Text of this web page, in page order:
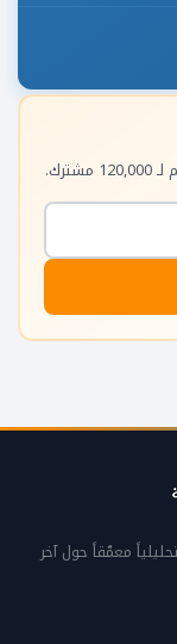
معمّقاً حول آخر